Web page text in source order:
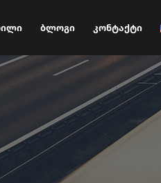
Ბლოგი Კონტაქტი